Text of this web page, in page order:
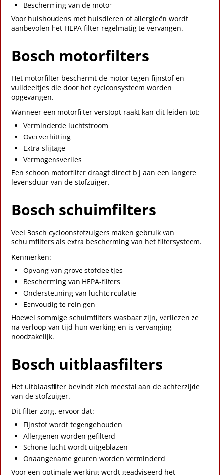
Bescherming van de motor
Voor huishoudens met huisdieren of allergieën wordt
aanbevolen het HEPA-filter regelmatig te vervangen.
Bosch motorfilters
Het motorfilter beschermt de motor tegen fijnstof en
vuildeeltjes die door het cycloonsysteem worden
opgevangen.
Wanneer een motorfilter verstopt raakt kan dit leiden tot:
Verminderde luchtstroom
Oververhitting
Extra slijtage
Vermogensverlies
Een schoon motorfilter draagt direct bij aan een langere
levensduur van de stofzuiger.
Bosch schuimfilters
Veel Bosch cycloonstofzuigers maken gebruik van
schuimfilters als extra bescherming van het filtersysteem.
Kenmerken:
Opvang van grove stofdeeltjes
Bescherming van HEPA-filters
Ondersteuning van luchtcirculatie
Eenvoudig te reinigen
Hoewel sommige schuimfilters wasbaar zijn, verliezen ze
na verloop van tijd hun werking en is vervanging
noodzakelijk.
Bosch uitblaasfilters
Het uitblaasfilter bevindt zich meestal aan de achterzijde
van de stofzuiger.
Dit filter zorgt ervoor dat:
Fijnstof wordt tegengehouden
Allergenen worden gefilterd
Schone lucht wordt uitgeblazen
Onaangename geuren worden verminderd
Voor een optimale werking wordt geadviseerd het